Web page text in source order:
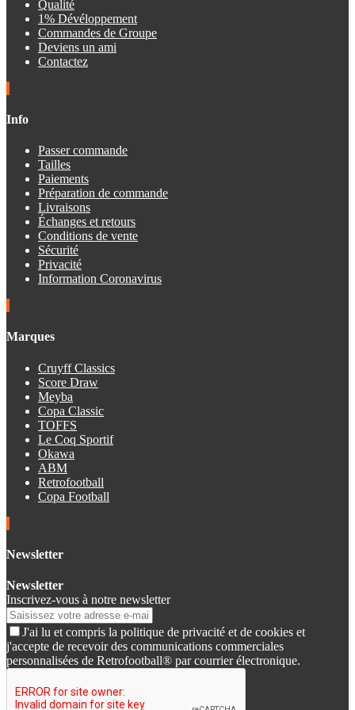
Qualité
1% Dévéloppement
Commandes de Groupe
Deviens un ami
Contactez
Info
Passer commande
Tailles
Paiements
Préparation de commande
Livraisons
Échanges et retours
Conditions de vente
Sécurité
Privacité
Information Coronavirus
Marques
Cruyff Classics
Score Draw
Meyba
Copa Classic
TOFFS
Le Coq Sportif
Okawa
ABM
Retrofootball
Copa Football
Newsletter
Newsletter
Inscrivez-vous à notre newsletter
J'ai lu et compris la politique de privacité et de cookies et
j'accepte de recevoir des communications commerciales
personnalisées de Retrofootball® par courrier électronique.